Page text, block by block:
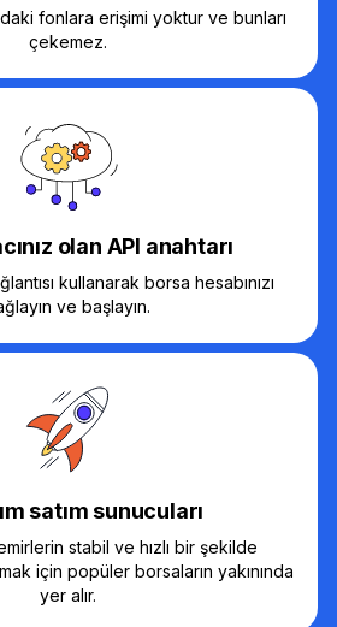
fonlara erişimi yoktur ve bunları
çekemez.
olan API anahtarı
kullanarak borsa hesabınızı
ve başlayın.
satım sunucuları
stabil ve hızlı bir şekilde
için popüler borsaların yakınında
yer alır.